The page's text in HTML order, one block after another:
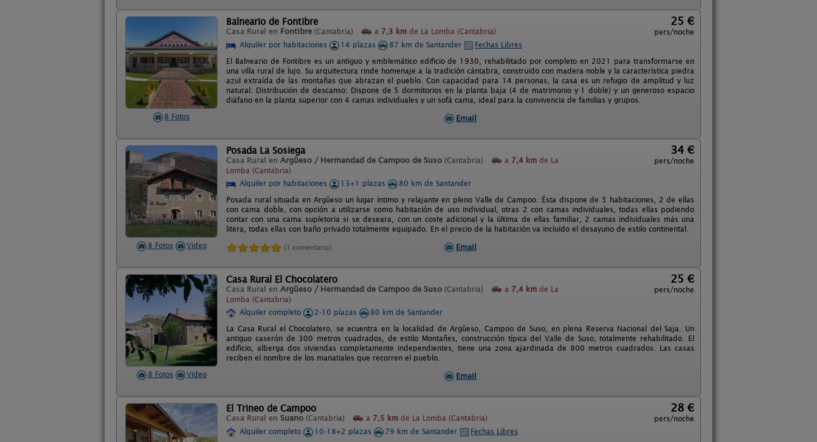
8 Fotos
Balneario de Fontibre
Casa Rural en Fontibre (Cantabria) a 7,3 km de La Lomba (Cantabria)
25 €
pers/noche
Alquiler por habitaciones
14 plazas 87 km de Santander
Fechas Libres
El Balneario de Fontibre es un antiguo y emblemático edificio de 1930, rehabilitado por completo en 2021 para transformarse en
una villa rural de lujo. Su arquitectura rinde homenaje a la tradición cántabra, construido con madera noble y la característica piedra
azul extraída de las montañas que abrazan el pueblo. Con capacidad para 14 personas, la casa es un refugio de amplitud y luz
natural: Distribución de descanso: Dispone de 5 dormitorios en la planta baja (4 de matrimonio y 1 doble) y un generoso espacio
diáfano en la planta superior con 4 camas individuales y un sofá cama, ideal para la convivencia de familias y grupos.
Email
8 Fotos Video
Posada La Sosiega
Casa Rural en Argüeso / Hermandad de Campoo de Suso (Cantabria) a 7,4 km de La
Lomba (Cantabria)
34 €
pers/noche
Alquiler por habitaciones 13+1 plazas
80 km de Santander
Posada rural situada en Argüeso un lugar íntimo y relajante en pleno Valle de Campoo. Ésta dispone de 5 habitaciones, 2 de ellas
con cama doble, con opción a utilizarse como habitación de uso individual, otras 2 con camas individuales, todas ellas podiendo
contar con una cama supletoria si se deseara, con un coste adicional y la última de ellas familiar, 2 camas individuales más una
litera, todas ellas con baño privado totalmente equipado. En el precio de la habitación va incluido el desayuno de estilo continental.
(1 comentario) Email
8 Fotos Video
Casa Rural El Chocolatero
Casa Rural en Argüeso / Hermandad de Campoo de Suso (Cantabria) a 7,4 km de La
Lomba (Cantabria)
25 €
pers/noche
Alquiler completo 2-10 plazas
80 km de Santander
La Casa Rural el Chocolatero, se ecuentra en la localidad de Argüeso, Campoo de Suso, en plena Reserva Nacional del Saja. Un
antiguo caserón de 300 metros cuadrados, de estilo Montañes, construcción típica del Valle de Suso, totalmente rehabilitado. El
edificio, alberga dos viviendas completamente independientes, tiene una zona ajardinada de 800 metros cuadrados. Las casas
reciben el nombre de los manatiales que recorren el pueblo.
Email
El Trineo de Campoo
Casa Rural en Suano (Cantabria) a 7,5 km de La Lomba (Cantabria)
28 €
pers/noche
Alquiler completo
10-18+2 plazas 79 km de Santander
Fechas Libres